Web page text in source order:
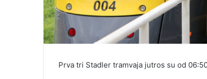
Prva tri Stadler tramvaja jutros su od